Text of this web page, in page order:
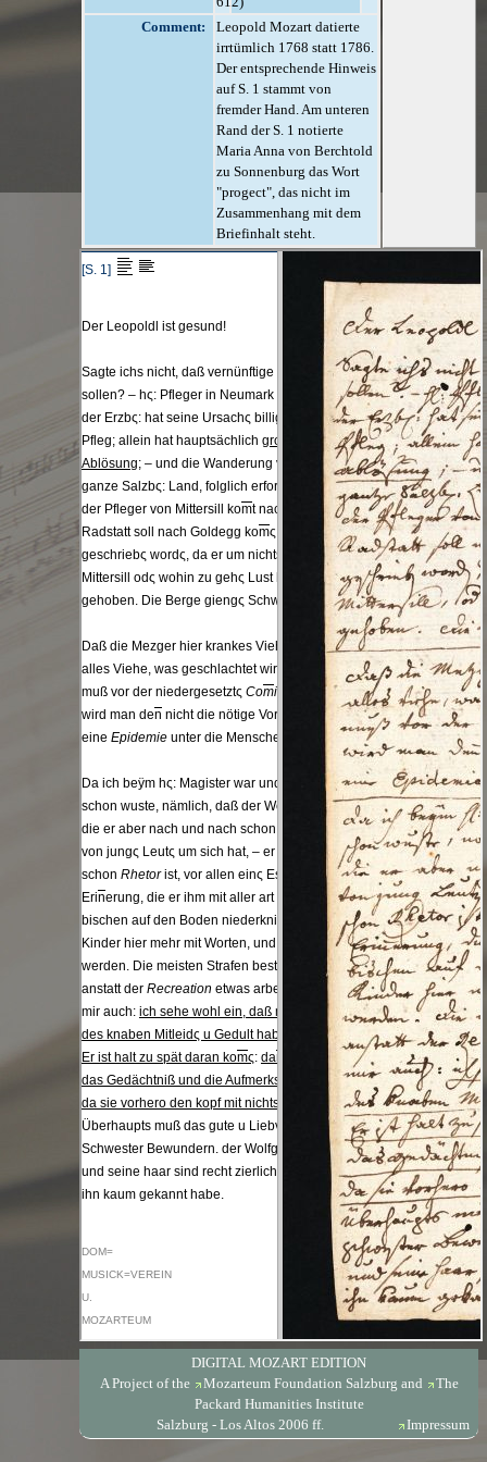
Comment:
Leopold Mozart datierte
irrtümlich 1768 statt 1786.
Der entsprechende Hinweis
auf S. 1 stammt von
fremder Hand. Am unteren
Rand der S. 1 notierte
Maria Anna von Berchtold
zu Sonnenburg das Wort
"progect", das nicht im
Zusammenhang mit dem
Briefinhalt steht.
DIGITAL MOZART EDITION
A Project of the
Mozarteum Foundation Salzburg and
The
Packard Humanities Institute
Salzburg - Los Altos 2006 ff.
Impressum